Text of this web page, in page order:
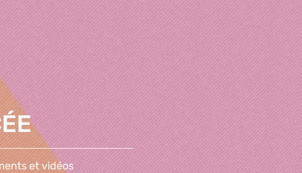
et vidéos